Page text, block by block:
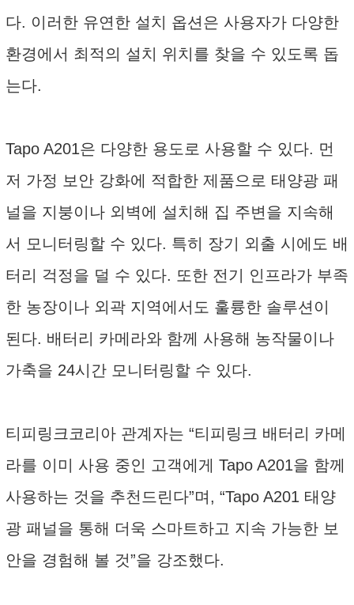
다. 이러한 유연한 설치 옵션은 사용자가 다양한
환경에서 최적의 설치 위치를 찾을 수 있도록 돕
는다.
Tapo A201은 다양한 용도로 사용할 수 있다. 먼
저 가정 보안 강화에 적합한 제품으로 태양광 패
널을 지붕이나 외벽에 설치해 집 주변을 지속해
서 모니터링할 수 있다. 특히 장기 외출 시에도 배
터리 걱정을 덜 수 있다. 또한 전기 인프라가 부족
한 농장이나 외곽 지역에서도 훌륭한 솔루션이
된다. 배터리 카메라와 함께 사용해 농작물이나
가축을 24시간 모니터링할 수 있다.
티피링크코리아 관계자는 “티피링크 배터리 카메
라를 이미 사용 중인 고객에게 Tapo A201을 함께
사용하는 것을 추천드린다”며, “Tapo A201 태양
광 패널을 통해 더욱 스마트하고 지속 가능한 보
안을 경험해 볼 것”을 강조했다.